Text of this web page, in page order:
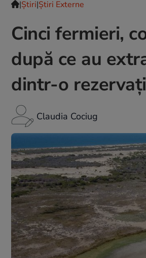
|Ştiri|Știri Externe
Cinci fermieri,
după ce au
dintr-o
Claudia Cociug